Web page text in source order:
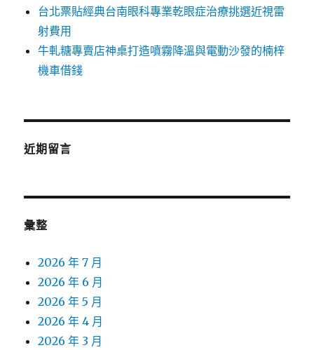
台北票貼經典台南眼科專業乾眼症治療挑選近視雷
射費用
牛軋糖專賣店神桌打造噴霧降溫與電動沙發的楠梓
機車借錢
近期留言
彙整
2026 年 7 月
2026 年 6 月
2026 年 5 月
2026 年 4 月
2026 年 3 月